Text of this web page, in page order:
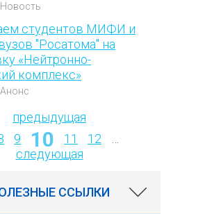
Новость
студентов МИФИ и
"Росатома" на
«Нейтронно-
комплекс»
Анонс
предыдущая
9 10 11 12
следующая
ССЫЛКИ